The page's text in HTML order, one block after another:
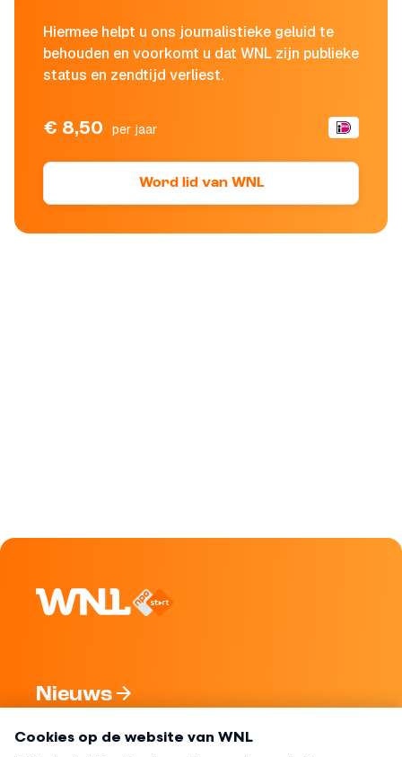
Hiermee helpt u ons journalistieke geluid te
behouden en voorkomt u dat WNL zijn publieke
status en zendtijd verliest.
€ 8,50 per jaar
Word lid van WNL
Nieuws